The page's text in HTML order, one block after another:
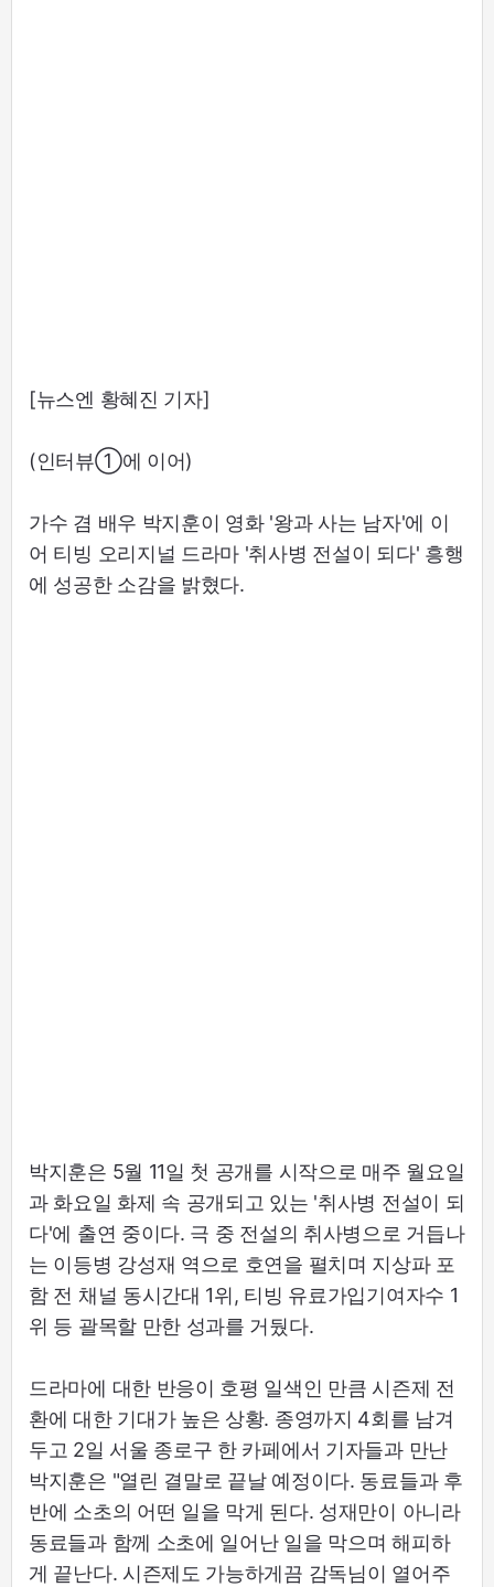
[뉴스엔 황혜진 기자]
(인터뷰①에 이어)
가수 겸 배우 박지훈이 영화 '왕과 사는 남자'에 이
어 티빙 오리지널 드라마 '취사병 전설이 되다' 흥행
에 성공한 소감을 밝혔다.
박지훈은 5월 11일 첫 공개를 시작으로 매주 월요일
과 화요일 화제 속 공개되고 있는 '취사병 전설이 되
다'에 출연 중이다. 극 중 전설의 취사병으로 거듭나
는 이등병 강성재 역으로 호연을 펼치며 지상파 포
함 전 채널 동시간대 1위, 티빙 유료가입기여자수 1
위 등 괄목할 만한 성과를 거뒀다.
드라마에 대한 반응이 호평 일색인 만큼 시즌제 전
환에 대한 기대가 높은 상황. 종영까지 4회를 남겨
두고 2일 서울 종로구 한 카페에서 기자들과 만난
박지훈은 "열린 결말로 끝날 예정이다. 동료들과 후
반에 소초의 어떤 일을 막게 된다. 성재만이 아니라
동료들과 함께 소초에 일어난 일을 막으며 해피하
게 끝난다. 시즌제도 가능하게끔 감독님이 열어주